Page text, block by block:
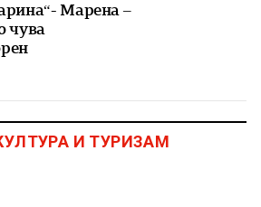
Марена –
чува
И ТУРИЗАМ